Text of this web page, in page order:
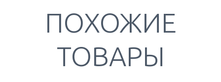
ПОХОЖИЕ
ТОВАРЫ